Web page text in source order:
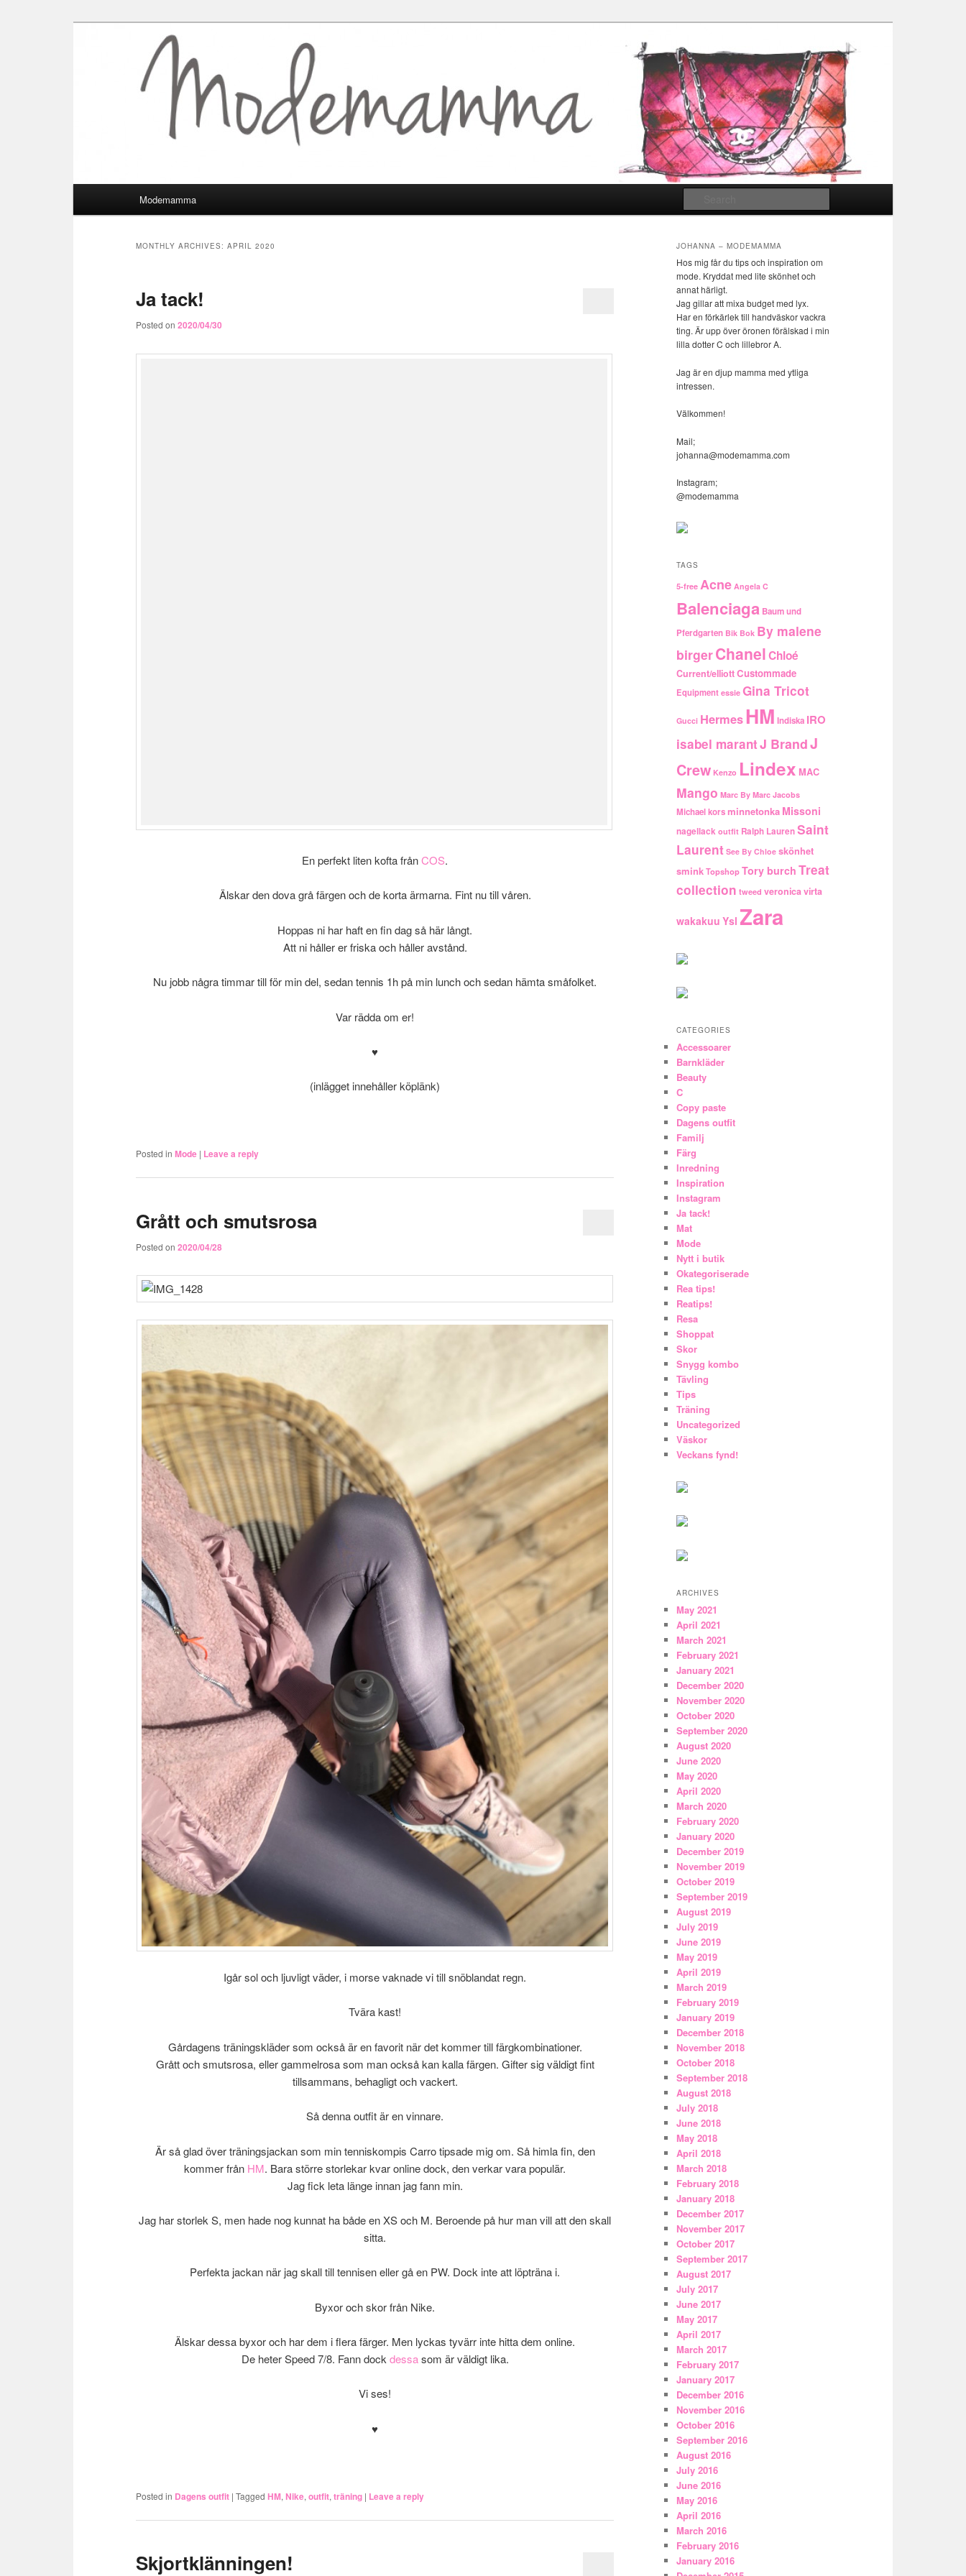
Modemamma
Skip
content
Skip
content
Modemamma
MONTHLY ARCHIVES: APRIL 2020
Ja tack!
Posted on 2020/04/30
En perfekt liten kofta frånCOS.
Älskar den dova grå färgen och de korta ärmarna. Fint nu till våren.
Hoppas ni har haft en fin dag så här långt.
Att ni håller er friska och håller avstånd.
Nu jobb några timmar till för min del, sedan tennis 1h på min lunch och sedan hämta småfolket.
Var rädda om er!
♥
(inlägget innehåller köplänk)
Posted in Mode | Leave a reply
Grått och smutsrosa
Posted on 2020/04/28
Igår sol och ljuvligt väder, i morse vaknade vi till snöblandat regn.
Tvära kast!
Gårdagens träningskläder som också är en favorit när det kommer till färgkombinationer.
Grått och smutsrosa, eller gammelrosa som man också kan kalla färgen. Gifter sig väldigt fint
tillsammans, behagligt och vackert.
Så denna outfit är en vinnare.
Är så glad över träningsjackan som min tenniskompis Carro tipsade mig om. Så himla fin, den
kommer från HM. Bara större storlekar kvar online dock, den verkar vara populär.
Jag fick leta länge innan jag fann min.
Jag har storlek S, men hade nog kunnat ha både en XS och M. Beroende på hur man vill att den skall
sitta.
Perfekta jackan när jag skall till tennisen eller gå en PW. Dock inte att löpträna i.
Byxor och skor från Nike.
Älskar dessa byxor och har dem i flera färger. Men lyckas tyvärr inte hitta dem online.
De heter Speed 7/8. Fann dock dessasom är väldigt lika.
Vi ses!
♥
Posted in Dagens outfit | Tagged HM, Nike, outfit, träning | Leave a reply
Skjortklänningen!
JOHANNA – MODEMAMMA
Hos mig får du tips och inspiration om
mode. Kryddat med lite skönhet och
annat härligt.
Jag gillar att mixa budget med lyx.
Har en förkärlek till handväskor vackra
ting. Är upp över öronen förälskad i min
lilla dotter C och lillebror A.
Jag är en djup mamma med ytliga
intressen.
Välkommen!
Mail;
johanna@modemamma.com
Instagram;
@modemamma
TAGS
5-free Acne Angela C
Balenciaga Baum und
Pferdgarten Bik Bok By malene
birgerChanelChloé
Current/elliottCustommade
Equipment essie Gina Tricot
Gucci HermesHM Indiska IRO
isabel marantJ BrandJ
Crew Kenzo Lindex MAC
Mango Marc By Marc Jacobs
Michael korsminnetonka Missoni
nagellack outfit Ralph LaurenSaint
Laurent See By Chloe skönhet
sminkTopshopTory burch Treat
collection tweed veronica virta
wakakuu Ysl Zara
CATEGORIES
Accessoarer
Barnkläder
Beauty
C
Copy paste
Dagens outfit
Familj
Färg
Inredning
Inspiration
Instagram
Ja tack!
Mat
Mode
Nytt i butik
Okategoriserade
Rea tips!
Reatips!
Resa
Shoppat
Skor
Snygg kombo
Tävling
Tips
Träning
Uncategorized
Väskor
Veckans fynd!
ARCHIVES
May 2021
April 2021
March 2021
February 2021
January 2021
December 2020
November 2020
October 2020
September 2020
August 2020
June 2020
May 2020
April 2020
March 2020
February 2020
January 2020
December 2019
November 2019
October 2019
September 2019
August 2019
July 2019
June 2019
May 2019
April 2019
March 2019
February 2019
January 2019
December 2018
November 2018
October 2018
September 2018
August 2018
July 2018
June 2018
May 2018
April 2018
March 2018
February 2018
January 2018
December 2017
November 2017
October 2017
September 2017
August 2017
July 2017
June 2017
May 2017
April 2017
March 2017
February 2017
January 2017
December 2016
November 2016
October 2016
September 2016
August 2016
July 2016
June 2016
May 2016
April 2016
March 2016
February 2016
January 2016